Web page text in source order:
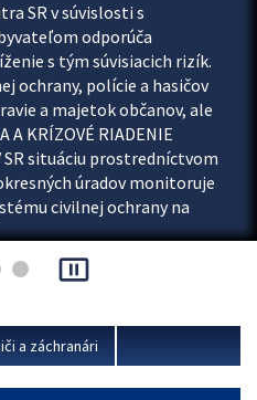
SR v súvislosti s
odporúča
s tým súvisiacich rizík.
ochrany, polície a hasičov
a majetok občanov, ale
A KRÍZOVÉ RIADENIE
SR situáciu prostredníctvom
úradov monitoruje
civilnej ochrany na
pause_presentation
a záchranári